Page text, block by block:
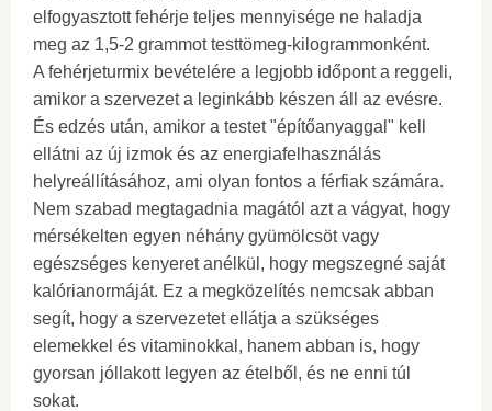
elfogyasztott fehérje teljes mennyisége ne haladja
meg az 1,5-2 grammot testtömeg-kilogrammonként.
A fehérjeturmix bevételére a legjobb időpont a reggeli,
amikor a szervezet a leginkább készen áll az evésre.
És edzés után, amikor a testet "építőanyaggal" kell
ellátni az új izmok és az energiafelhasználás
helyreállításához, ami olyan fontos a férfiak számára.
Nem szabad megtagadnia magától azt a vágyat, hogy
mérsékelten egyen néhány gyümölcsöt vagy
egészséges kenyeret anélkül, hogy megszegné saját
kalórianormáját. Ez a megközelítés nemcsak abban
segít, hogy a szervezetet ellátja a szükséges
elemekkel és vitaminokkal, hanem abban is, hogy
gyorsan jóllakott legyen az ételből, és ne enni túl
sokat.